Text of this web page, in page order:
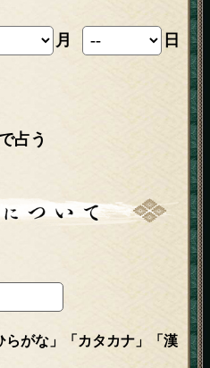
月
日
で占う
がな」「カタカナ」「漢